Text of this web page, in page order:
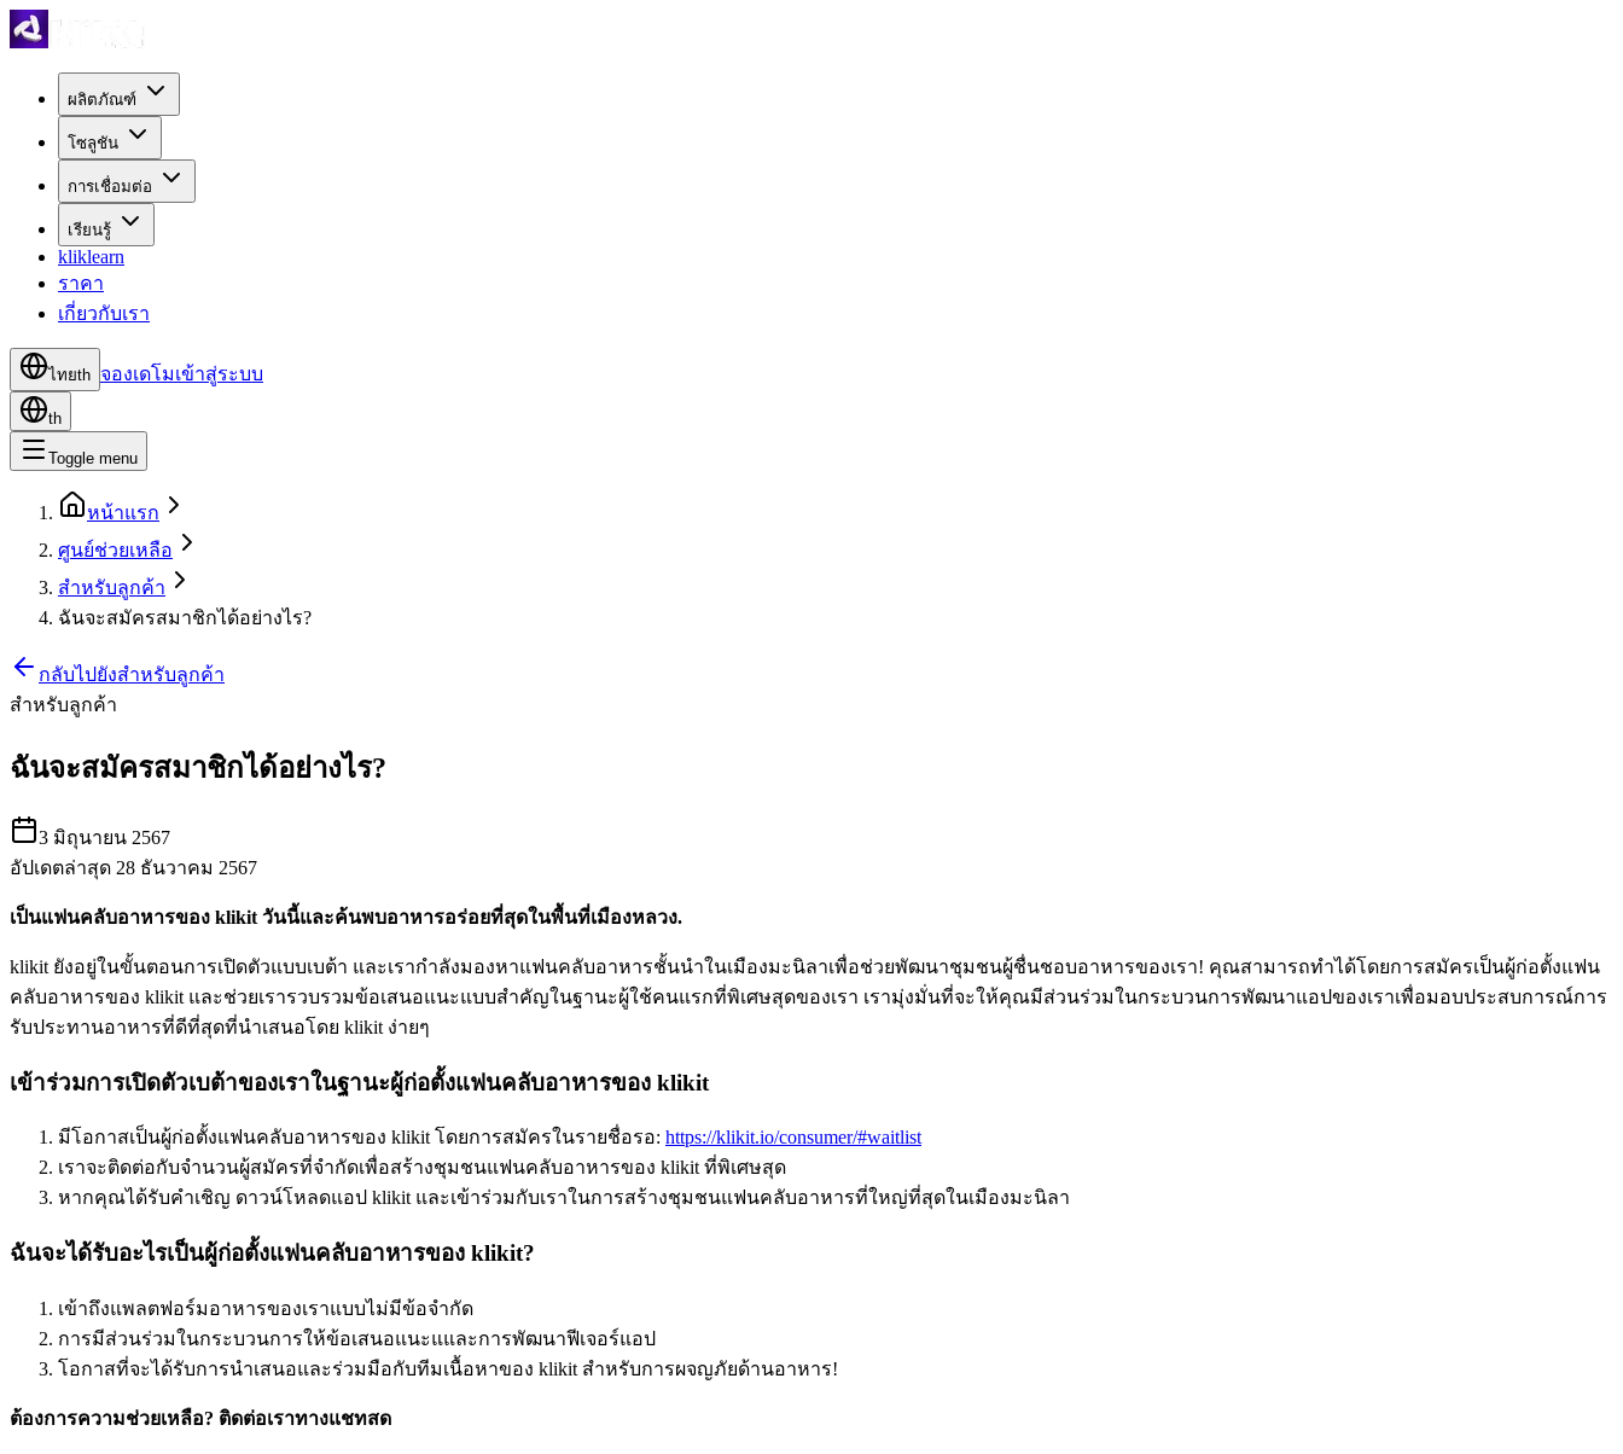
ผลิตภัณฑ์
โซลูชัน
การเชื่อมต่อ
เรียนรู้
kliklearn
ราคา
เกี่ยวกับเรา
ไทยth จองเดโมเข้าสู่ระบบ
th
Toggle menu
หน้าแรก
ศูนย์ช่วยเหลือ
สำหรับลูกค้า
ฉันจะสมัครสมาชิกได้อย่างไร?
กลับไปยังสำหรับลูกค้า
สำหรับลูกค้า
ฉันจะสมัครสมาชิกได้อย่างไร?
3 มิถุนายน 2567
อัปเดตล่าสุด 28 ธันวาคม 2567
เป็นแฟนคลับอาหารของ klikit วันนี้และค้นพบอาหารอร่อยที่สุดในพื้นที่เมืองหลวง.
klikit ยังอยู่ในขั้นตอนการเปิดตัวแบบเบต้า และเรากำลังมองหาแฟนคลับอาหารชั้นนำในเมืองมะนิลาเพื่อช่วยพัฒนาชุมชนผู้ชื่นชอบอาหารของเรา! คุณสามารถทำได้โดยการสมัครเป็นผู้ก่อตั้งแฟน
คลับอาหารของ klikit และช่วยเรารวบรวมข้อเสนอแนะแบบสำคัญในฐานะผู้ใช้คนแรกที่พิเศษสุดของเรา เรามุ่งมั่นที่จะให้คุณมีส่วนร่วมในกระบวนการพัฒนาแอปของเราเพื่อมอบประสบการณ์การ
รับประทานอาหารที่ดีที่สุดที่นำเสนอโดย klikit ง่ายๆ
เข้าร่วมการเปิดตัวเบต้าของเราในฐานะผู้ก่อตั้งแฟนคลับอาหารของ klikit
มีโอกาสเป็นผู้ก่อตั้งแฟนคลับอาหารของ klikit โดยการสมัครในรายชื่อรอ: https://klikit.io/consumer/#waitlist
เราจะติดต่อกับจำนวนผู้สมัครที่จำกัดเพื่อสร้างชุมชนแฟนคลับอาหารของ klikit ที่พิเศษสุด
หากคุณได้รับคำเชิญ ดาวน์โหลดแอป klikit และเข้าร่วมกับเราในการสร้างชุมชนแฟนคลับอาหารที่ใหญ่ที่สุดในเมืองมะนิลา
ฉันจะได้รับอะไรเป็นผู้ก่อตั้งแฟนคลับอาหารของ klikit?
เข้าถึงแพลตฟอร์มอาหารของเราแบบไม่มีข้อจำกัด
การมีส่วนร่วมในกระบวนการให้ข้อเสนอแนะแและการพัฒนาฟีเจอร์แอป
โอกาสที่จะได้รับการนำเสนอและร่วมมือกับทีมเนื้อหาของ klikit สำหรับการผจญภัยด้านอาหาร!
ต้องการความช่วยเหลือ? ติดต่อเราทางแชทสด